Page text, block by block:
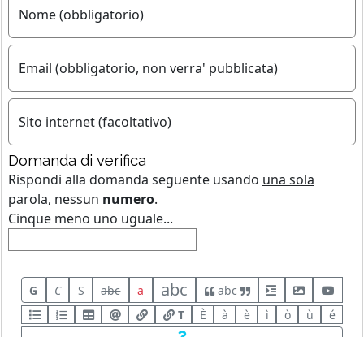
Nome (obbligatorio)
Email (obbligatorio, non verra' pubblicata)
Sito internet (facoltativo)
Domanda di verifica
Rispondi alla domanda seguente usando una sola
parola, nessun numero.
Cinque meno uno uguale...
G C S abc a abc
abc
T
È à è ì ò ù é